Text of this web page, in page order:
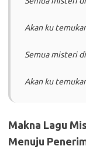
Akan ku
Semua misteri
Akan ku
Makna Lagu
Menuju